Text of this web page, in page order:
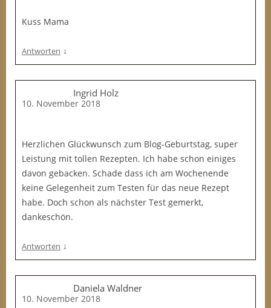
Kuss Mama
Antworten ↓
Ingrid Holz
10. November 2018
Herzlichen Glückwunsch zum Blog-Geburtstag, super
Leistung mit tollen Rezepten. Ich habe schon einiges
davon gebacken. Schade dass ich am Wochenende
keine Gelegenheit zum Testen für das neue Rezept
habe. Doch schon als nächster Test gemerkt,
dankeschön.
Antworten ↓
Daniela Waldner
10. November 2018